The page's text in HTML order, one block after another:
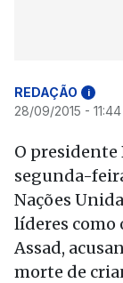
REDAÇÃO i
28/09/2015 - 11:44
O presidente
segunda-
Nações
líderes como
Assad,
morte de